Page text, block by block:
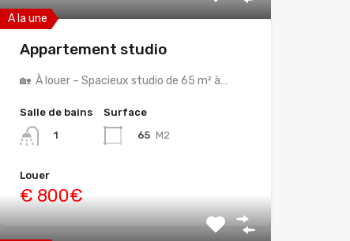
A la une
Appartement studio
🏡 À louer – Spacieux studio de 65 m² à…
Salle de bains
1
Surface
65 M2
Louer
€ 800€